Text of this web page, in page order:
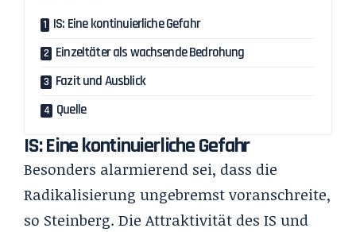
IS: Eine kontinuierliche Gefahr
Einzeltäter als wachsende Bedrohung
Fazit und Ausblick
Quelle
IS: Eine kontinuierliche Gefahr
Besonders alarmierend sei, dass die
Radikalisierung ungebremst voranschreite,
so Steinberg. Die Attraktivität des IS und